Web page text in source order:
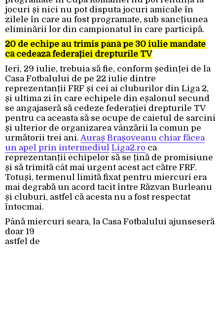
jocuri și nici nu pot disputa jocuri amicale în
zilele în care au fost programate, sub sancțiunea
eliminării lor din campionatul în care participă.
20 de echipe au trimis până pe 30 iulie mandate
că cedează federației drepturile TV
Ieri, 29 iulie, trebuia să fie, conform ședinței de la
Casa Fotbalului de pe 22 iulie dintre
reprezentanții FRF și cei ai cluburilor din Liga 2,
și ultima zi în care echipele din eșalonul secund
se angajaseră să cedeze federației drepturile TV
pentru ca aceasta să se ocupe de caietul de sarcini
și ulterior de organizarea vânzării la comun pe
următorii trei ani. Auraș Brașoveanu chiar făcea
un apel prin intermediul Liga2.ro ca
reprezentanții echipelor să se țină de promisiune
și să trimită cât mai urgent acest act către FRF.
Totuși, termenul limită fixat pentru miercuri era
mai degrabă un acord tacit între Răzvan Burleanu
și cluburi, astfel că acesta nu a fost respectat
întocmai.
Până miercuri seara, la Casa Fotbalului ajunseseră
doar 19
astfel de